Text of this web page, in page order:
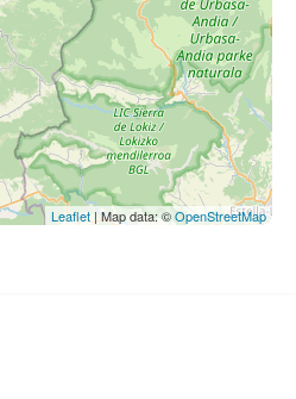
Leaflet | Map data: ©OpenStreetMap